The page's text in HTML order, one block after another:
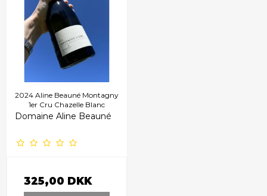
2024 Aline Beauné Montagny
1er Cru Chazelle Blanc
Domaine Aline Beauné
325,00 DKK